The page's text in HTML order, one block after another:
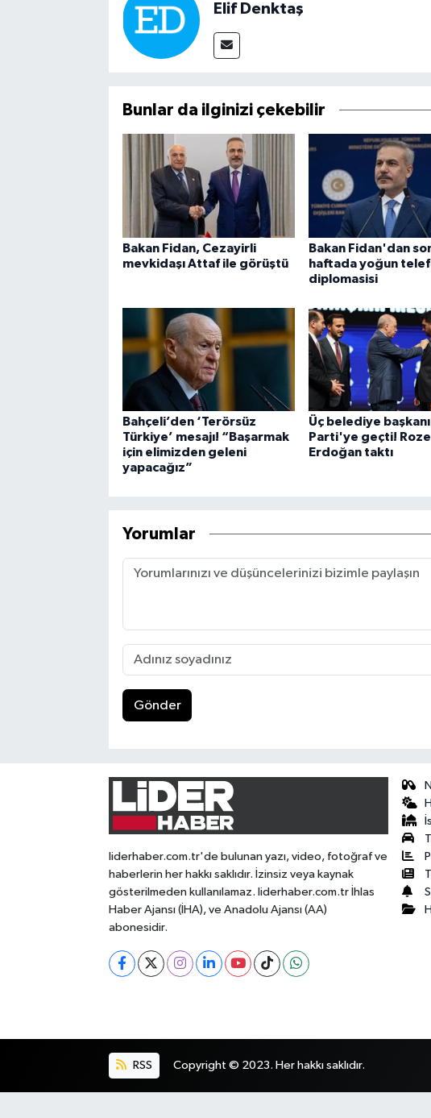
Elif Denktaş
Bunlar da ilginizi çekebilir
Bakan Fidan, Cezayirli
mevkidaşı Attaf ile görüştü
Bakan Fidan'dan
haftada yoğun
diplomasisi
Bahçeli’den ‘Terörsüz
Türkiye’ mesajı! “Başarmak
için elimizden geleni
yapacağız”
Üç belediye
Parti'ye geçti!
Erdoğan taktı
Yorumlar
Gönder
liderhaber.com.tr'de bulunan yazı, video, fotoğraf ve
haberlerin her hakkı saklıdır. İzinsiz veya kaynak
gösterilmeden kullanılamaz. liderhaber.com.tr İhlas
Haber Ajansı (İHA), ve Anadolu Ajansı (AA)
abonesidir.
RSS Copyright © 2023. Her hakkı saklıdır.